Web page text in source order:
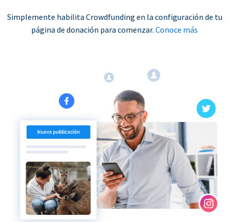
Simplemente habilita Crowdfunding en la configuración de tu
página de donación para comenzar. Conoce más